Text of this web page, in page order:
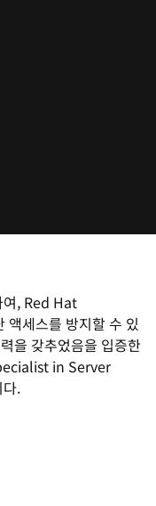
여, Red Hat
세스를 방지할 수 있
을 갖추었음을 입증한
in Server
.